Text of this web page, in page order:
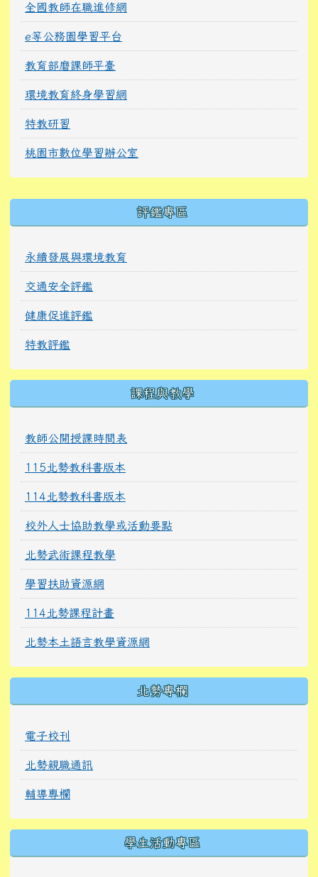
全國教師在職進修網
e等公務園學習平台
教育部磨課師平臺
環境教育終身學習網
特教研習
桃園市數位學習辦公室
評鑑專區
永續發展與環境教育
交通安全評鑑
健康促進評鑑
特教評鑑
課程與教學
教師公開授課時間表
115北勢教科書版本
114北勢教科書版本
校外人士協助教學或活動要點
北勢武術課程教學
學習扶助資源網
114北勢課程計畫
北勢本土語言教學資源網
北勢專欄
電子校刊
北勢親職通訊
輔導專欄
學生活動專區